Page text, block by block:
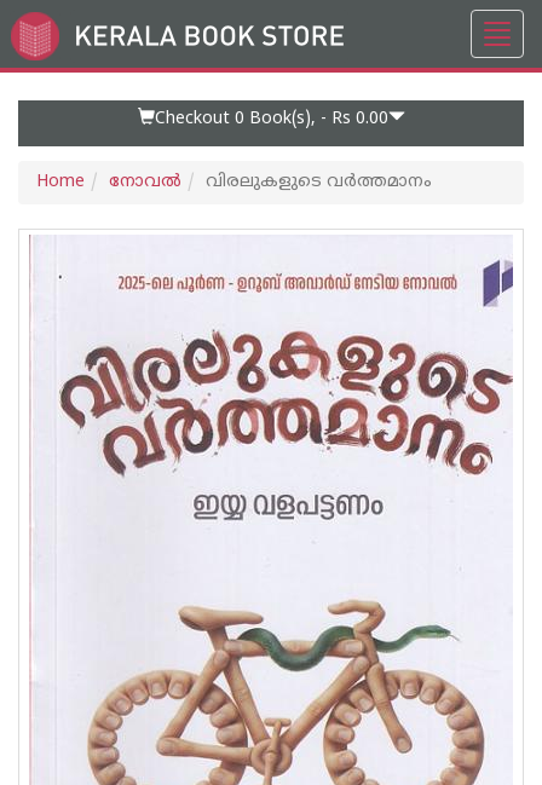
Go
to
Checkout 0 Book(s), - Rs 0.00
Home നോവല്‍ വിരലുകളുടെ വർത്തമാനം